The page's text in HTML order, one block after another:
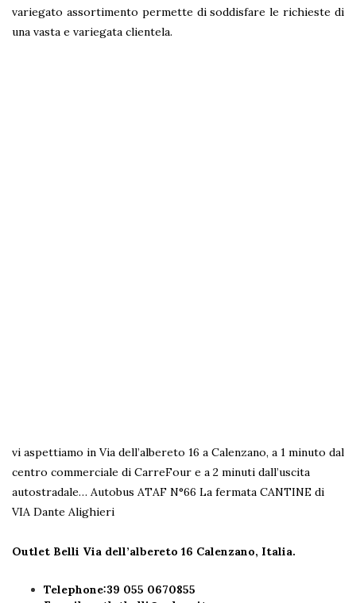
variegato assortimento permette di soddisfare le richieste di
una vasta e variegata clientela.
vi aspettiamo in Via dell’albereto 16 a Calenzano, a 1 minuto dal
centro commerciale di CarreFour e a 2 minuti dall’uscita
autostradale… Autobus ATAF N°66 La fermata CANTINE di
VIA Dante Alighieri
Outlet Belli Via dell’albereto 16 Calenzano, Italia.
Telephone:39 055 0670855